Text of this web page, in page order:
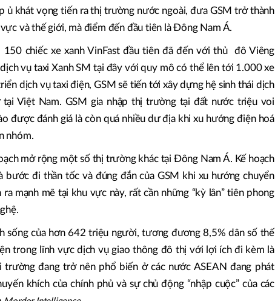
ủ khát vọng tiến ra thị trường nước ngoài, đưa GSM trở thành
và thế giới, mà điểm đến đầu tiên là Đông Nam Á.
chiếc xe xanh VinFast đầu tiên đã đến với thủ đô Viêng
vụ taxi Xanh SM tại đây với quy mô có thể lên tới 1.000 xe
dịch vụ taxi điện, GSM sẽ tiến tới xây dựng hệ sinh thái dịch
Việt Nam. GSM gia nhập thị trường tại đất nước triệu voi
được đánh giá là còn quá nhiều dư địa khi xu hướng điện hoá
nhóm.
mở rộng một số thị trường khác tại Đông Nam Á. Kế hoạch
bước đi thần tốc và đúng đắn của GSM khi xu hướng chuyển
mạnh mẽ tại khu vực này, rất cần những “kỳ lân” tiên phong
sống của hơn 642 triệu người, tương đương 8,5% dân số thế
trong lĩnh vực dịch vụ giao thông đô thị với lợi ích đi kèm là
trường đang trở nên phổ biến ở các nước ASEAN đang phát
khích của chính phủ và sự chủ động “nhập cuộc” của các